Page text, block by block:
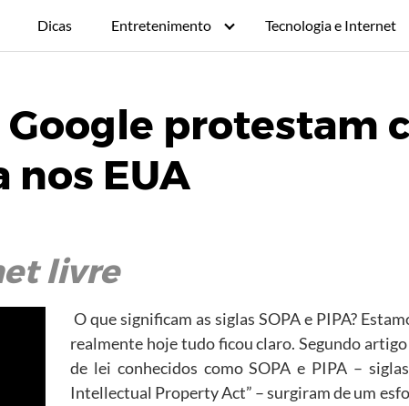
Dicas Entretenimento Tecnologia e Internet
protestam
EUA
livre
O que significam as siglas SOPA e PIPA?
realmente hoje tudo ficou claro. Segundo
de lei conhecidos como SOPA e PIPA –
Intellectual Property Act” – surgiram de um